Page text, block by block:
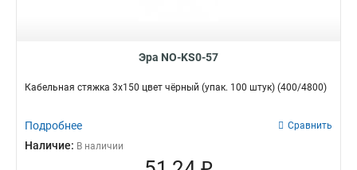
Эра NO-KS0-57
Кабельная стяжка 3х150 цвет чёрный (упак. 100 штук) (400/4800)
Подробнее Сравнить
Наличие: В наличии